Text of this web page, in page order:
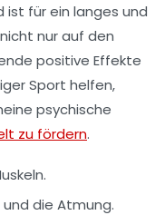
ist für ein langes und
nur auf den
positive Effekte
Sport helfen,
psychische
zu fördern.
.
und die Atmung.